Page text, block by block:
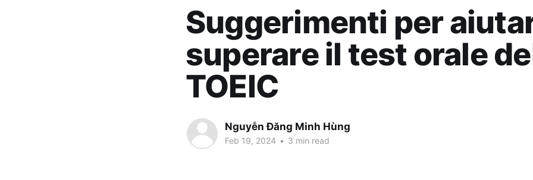
Suggerimenti per
superare il test orale
TOEIC
Nguyễn Đăng Minh Hùng
Feb 19, 2024 • 3 min read